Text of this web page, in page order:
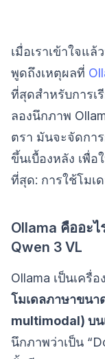
เมื่อเราเข้าใจแล้
พูดถึงเหตุผลที่
ที่สุดสำหรับการเ
ลองนึกภาพ
ตรา มันจะจัดกา
ขึ้นเบื้องหลัง เพื่
ที่สุด: การใช้โมเ
Ollama คืออะไ
Qwen 3 VL
Ollama เป็นเครื่
โมเดลภาษาขน
multimodal) บน
นึกภาพว่าเป็น